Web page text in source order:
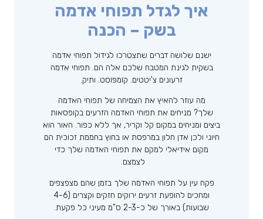
איך לגדל תפוחי אדמה
בשק – הכנה
ישנם שלושה דברים שתצטרכו לגידול תפוחי אדמה
בשקית לגינת המטבח שלכם אלה הם. תפוחי אדמה
זרעונים צ'יטטים. קוֹמפּוֹסט. ותיק.
מה עוזר להאיץ את הצמיחה של תפוחי האדמה
שלך? מניחים את תפוחי האדמה הזרעים בקופסאות
ביצים ומניחים במקום קל וקריר, אך ללא כפור. האור הוא
חיוני ולכן אדן חלון במרפסת או בחוץ בחממת זכוכית הם
מקום אידיאלי למקם את תפוחי האדמה שלך כדי
לצמצם.
פקח עין על תפוחי האדמה שלך בזמן שהם מצפצפים
ומחכים להופעת זרעים ירוקים חזקים וקצרים (4-6
שבועות) באורך של כ-2-3 ס"מ מעיני כל פקעת.